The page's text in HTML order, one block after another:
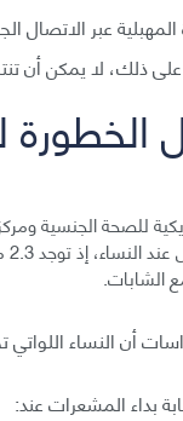
عبر
ذلك، لا يمكن أن
الخطورة
للصحة الجنسية
الشابات.
أن النساء اللواتي
بداء المشعرات عند: